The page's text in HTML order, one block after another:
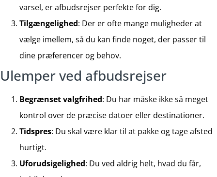
varsel, er afbudsrejser perfekte for dig.
Tilgængelighed: Der er ofte mange muligheder at
vælge imellem, så du kan finde noget, der passer til
dine præferencer og behov.
Ulemper ved afbudsrejser
Begrænset valgfrihed: Du har måske ikke så meget
kontrol over de præcise datoer eller destinationer.
Tidspres: Du skal være klar til at pakke og tage afsted
hurtigt.
Uforudsigelighed: Du ved aldrig helt, hvad du får,